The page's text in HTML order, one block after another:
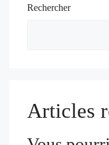
Rechercher
Articles